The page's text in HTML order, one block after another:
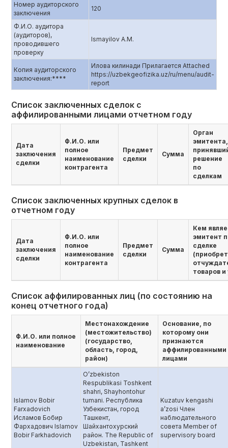
Номер аудиторского
заключения
120
Ф.И.О. аудитора
(аудиторов),
проводившего
проверку
Ismayilov A.M.
Копия аудиторского
заключения:****
Илова килинади Прилагается Attached
https://uzbekgeofizika.uz/ru/menu/audit-
report
Список заключенных сделок с
аффилированными лицами отчетном году
Дата
заключения
сделки
Ф.И.О. или
полное
наименование
контрагента
Предмет
сделки
Сумма
Орган
эмитента,
решение
по
сделкам
Список заключенных крупных сделок в
отчетном году
Дата
заключения
сделки
Ф.И.О. или
полное
наименование
контрагента
Предмет
сделки
Сумма
Кем
эмитент
сделке
товаров и
Список аффилированных лиц (по состоянию на
конец отчетного года)
Ф.И.О. или полное
наименование
Местонахождение
(местожительство)
(государство,
область, город,
район)
Основание, по
которому они
признаются
аффилированными
лицами
Islamov Bobir
Farxadovich
Исламов Бобир
Фархадович Islamov
Bobir Farkhadovich
O’zbekiston
Respublikasi Toshkent
shahri, Shayhontohur
tumani. Республика
Узбекистан, город
Ташкент,
Шайхантохурский
район. The Republic of
Uzbekistan, Tashkent
Kuzatuv kengashi
a’zosi Член
наблюдательного
совета Member of
supervisory board